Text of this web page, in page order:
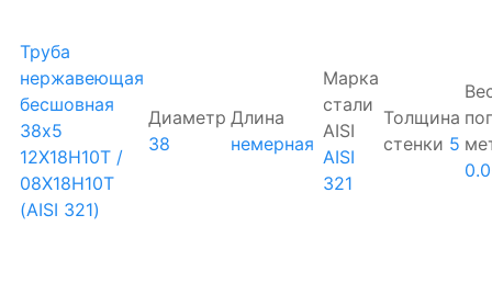
Труба
нержавеющая
бесшовная
38х5
12Х18Н10Т /
08Х18Н10Т
(AISI 321)
Диаметр
38
Длина
немерная
Марка
стали
AISI
AISI
321
Толщина
стенки 5